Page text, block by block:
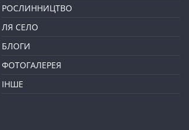
РОСЛИННИЦТВО
ЛЯ СЕЛО
БЛОГИ
ФОТОГАЛЕРЕЯ
ІНШЕ